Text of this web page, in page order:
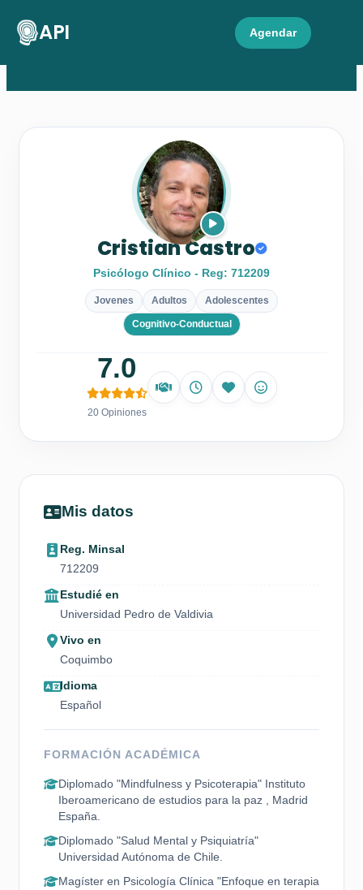
API Agendar
Cristian Castro
Psicólogo Clínico - Reg: 712209
Jovenes Adultos Adolescentes
Cognitivo-Conductual
7.0
20 Opiniones
Mis datos
Reg. Minsal
712209
Estudié en
Universidad Pedro de Valdivia
Vivo en
Coquimbo
Idioma
Español
FORMACIÓN ACADÉMICA
Diplomado "Mindfulness y Psicoterapia" Instituto
Iberoamericano de estudios para la paz , Madrid
España.
Diplomado "Salud Mental y Psiquiatría"
Universidad Autónoma de Chile.
Magíster en Psicología Clínica "Enfoque en terapia